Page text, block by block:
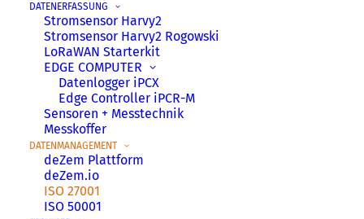
DATENERFASSUNG
Stromsensor Harvy2
Stromsensor Harvy2 Rogowski
LoRaWAN Starterkit
EDGE COMPUTER
Datenlogger iPCX
Edge Controller iPCR-M
Sensoren + Messtechnik
Messkoffer
DATENMANAGEMENT
deZem Plattform
deZem.io
ISO 27001
ISO 50001
SICHERE DATEN - SICHERE
SYSTEME